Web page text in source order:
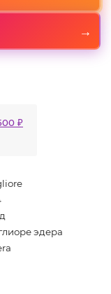
→
₽
эдера